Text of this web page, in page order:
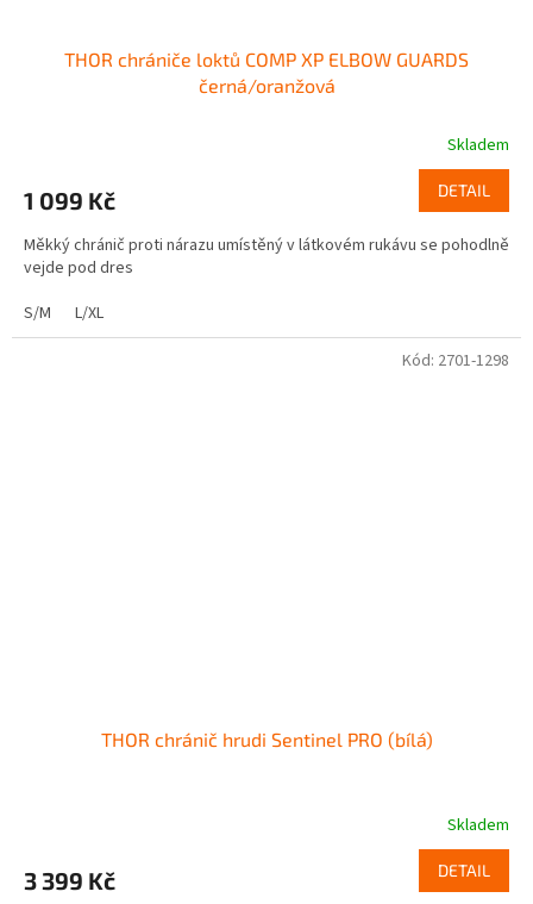
THOR chrániče loktů COMP XP ELBOW GUARDS
černá/oranžová
Skladem
1 099 Kč DETAIL
Měkký chránič proti nárazu umístěný v látkovém rukávu se pohodlně
vejde pod dres
S/M
L/XL
THOR chránič hrudi Sentinel PRO (bílá)
Skladem
3 399 Kč DETAIL
Kód: 2701-1298